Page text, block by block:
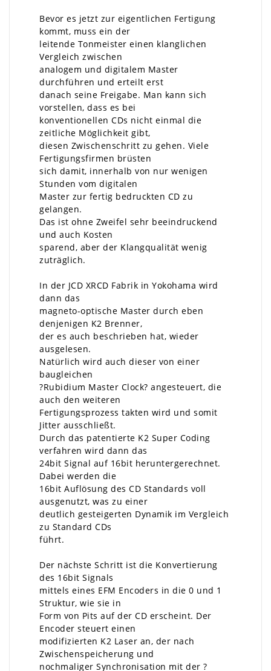
Bevor es jetzt zur eigentlichen Fertigung
kommt, muss ein der
leitende Tonmeister einen klanglichen
Vergleich zwischen
analogem und digitalem Master
durchführen und erteilt erst
danach seine Freigabe. Man kann sich
vorstellen, dass es bei
konventionellen CDs nicht einmal die
zeitliche Möglichkeit gibt,
diesen Zwischenschritt zu gehen. Viele
Fertigungsfirmen brüsten
sich damit, innerhalb von nur wenigen
Stunden vom digitalen
Master zur fertig bedruckten CD zu
gelangen.
Das ist ohne Zweifel sehr beeindruckend
und auch Kosten
sparend, aber der Klangqualität wenig
zuträglich.
In der JCD XRCD Fabrik in Yokohama wird
dann das
magneto-optische Master durch eben
denjenigen K2 Brenner,
der es auch beschrieben hat, wieder
ausgelesen.
Natürlich wird auch dieser von einer
baugleichen
?Rubidium Master Clock? angesteuert, die
auch den weiteren
Fertigungsprozess takten wird und somit
Jitter ausschließt.
Durch das patentierte K2 Super Coding
verfahren wird dann das
24bit Signal auf 16bit heruntergerechnet.
Dabei werden die
16bit Auflösung des CD Standards voll
ausgenutzt, was zu einer
deutlich gesteigerten Dynamik im Vergleich
zu Standard CDs
führt.
Der nächste Schritt ist die Konvertierung
des 16bit Signals
mittels eines EFM Encoders in die 0 und 1
Struktur, wie sie in
Form von Pits auf der CD erscheint. Der
Encoder steuert einen
modifizierten K2 Laser an, der nach
Zwischenspeicherung und
nochmaliger Synchronisation mit der ?